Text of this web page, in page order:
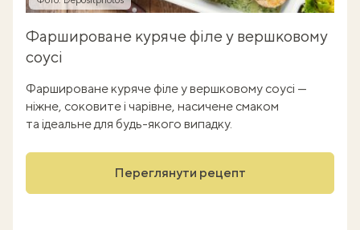
Фаршироване куряче філе у вершковому
соусі
Фаршироване куряче філе у вершковому соусі —
ніжне, соковите і чарівне, насичене смаком
та ідеальне для будь-якого випадку.
Переглянути рецепт